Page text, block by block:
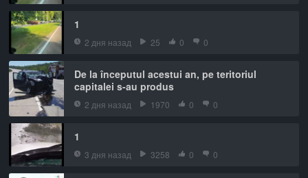
1
2 дня назад 25 0 0
De la începutul acestui an, pe teritoriul
capitalei s-au produs
2 дня назад 1970 0 0
1
3 дня назад 3258 0 0